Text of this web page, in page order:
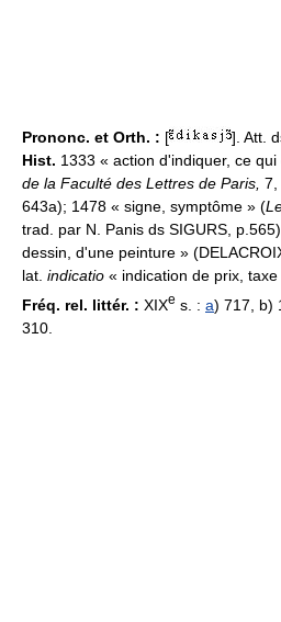
Prononc. et Orth. : [ ]. Att.
Hist. 1333 « action d'indiquer, ce
de la Faculté des Lettres de Paris, 7,
643a); 1478 « signe, symptôme » (
trad. par N. Panis ds SIGURS,
dessin, d'une peinture »
lat. indicatio « indication de prix, taxe
Fréq. rel. littér. : XIXe s. : a) 717, b)
310.